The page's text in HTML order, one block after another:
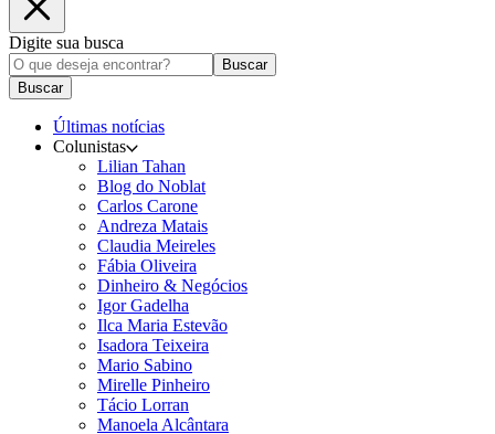
Digite sua busca
Buscar
Buscar
Últimas notícias
Colunistas
Lilian Tahan
Blog do Noblat
Carlos Carone
Andreza Matais
Claudia Meireles
Fábia Oliveira
Dinheiro & Negócios
Igor Gadelha
Ilca Maria Estevão
Isadora Teixeira
Mario Sabino
Mirelle Pinheiro
Tácio Lorran
Manoela Alcântara